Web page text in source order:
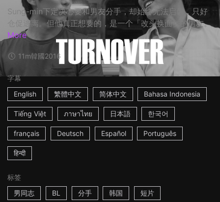
Sung-min下定决心要和男友分手，却始终无法启齿，只好
仓促逃离。但他真正想要的，是一个「改头换面」的男友。
More
11m韓國2016
字幕
English
繁體中文 简体中文 Bahasa Indonesia
Tiếng Việt ภาษาไทย 日本語 한국어
français Deutsch Español Português
हिन्दी
标签
男同志
BL 分手 韩国 短片